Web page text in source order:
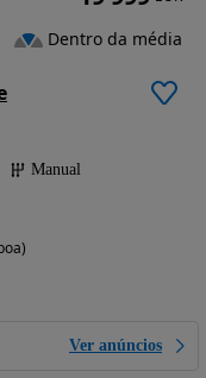
Manual
Ver anúncios
Dentro da média